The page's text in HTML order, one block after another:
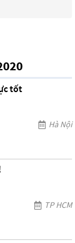
tốt
Hà Nội
TP HCM